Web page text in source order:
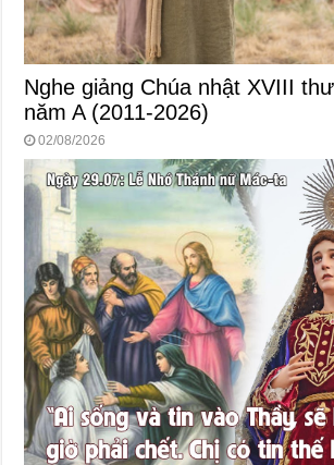
Nghe giảng Chúa nhật XVIII
năm A (2011-2026)
02/08/2026